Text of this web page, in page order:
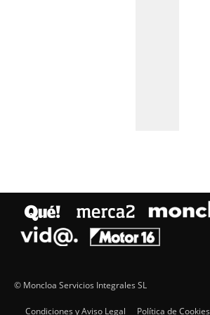
© Moncloa Servicios Integrales SL
Condiciones y Aviso Legal Política de Cookies